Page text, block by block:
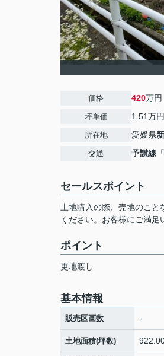
価格 420万円
坪単価 1.51万
所在地 愛媛県
交通 予讃線 「
セールスポイント
土地購入の際、売地のこ
ください。お客様にご満足
ポイント
更地渡し
基本情報
販売区画数 -
土地面積(坪数)